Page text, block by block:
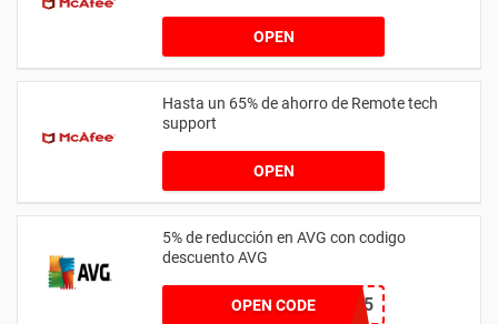
OPEN
Hasta un 65% de ahorro de Remote tech
support
OPEN
5% de reducción en AVG con codigo
descuento AVG
OPEN CODEAVGSpring5